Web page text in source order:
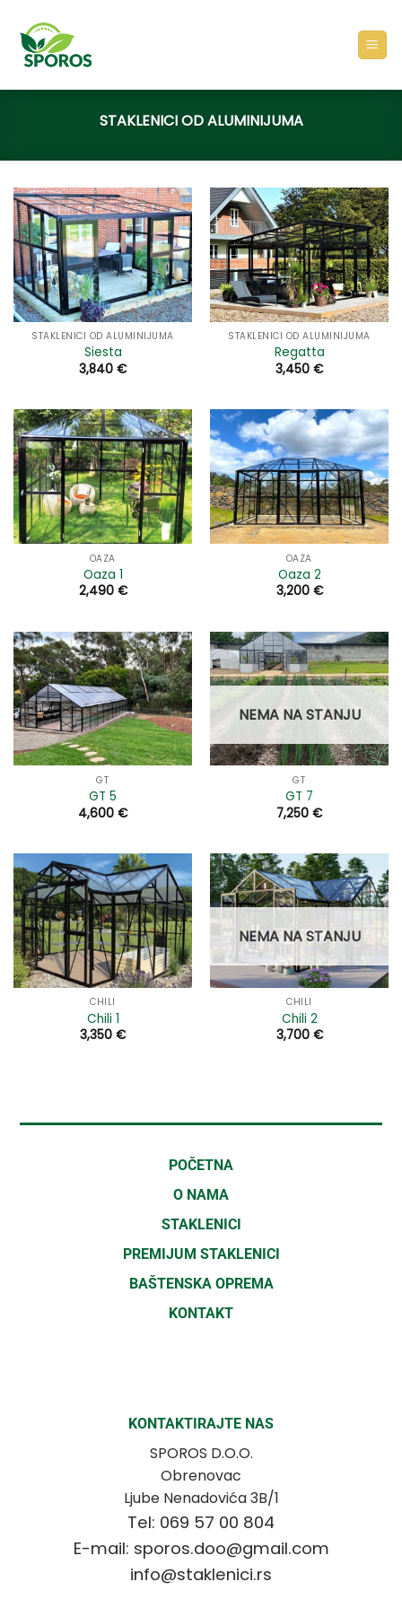
content
STAKLENICI OD ALUMINIJUMA
STAKLENICI OD ALUMINIJUMA
Siesta
3,840 €
STAKLENICI OD ALUMINIJUMA
Regatta
3,450 €
OAZA
Oaza 1
2,490 €
OAZA
Oaza 2
3,200 €
GT
GT 5
4,600 €
NEMA NA STANJU
GT
GT 7
7,250 €
CHILI
Chili 1
3,350 €
NEMA NA STANJU
CHILI
Chili 2
3,700 €
POČETNA
O NAMA
STAKLENICI
PREMIJUM STAKLENICI
BAŠTENSKA OPREMA
KONTAKT
KONTAKTIRAJTE NAS
SPOROS D.O.O.
Obrenovac
Ljube Nenadovića 3B/1
Tel: 069 57 00 804
E-mail: sporos.doo@gmail.com
info@staklenici.rs